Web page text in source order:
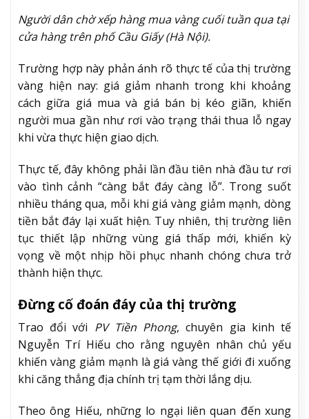
Người dân chờ xếp hàng mua vàng cuối tuần qua tại
cửa hàng trên phố Cầu Giấy (Hà Nội).
Trường hợp này phản ánh rõ thực tế của thị trường
vàng hiện nay: giá giảm nhanh trong khi khoảng
cách giữa giá mua và giá bán bị kéo giãn, khiến
người mua gần như rơi vào trạng thái thua lỗ ngay
khi vừa thực hiện giao dịch.
Thực tế, đây không phải lần đầu tiên nhà đầu tư rơi
vào tình cảnh “càng bắt đáy càng lỗ”. Trong suốt
nhiều tháng qua, mỗi khi giá vàng giảm mạnh, dòng
tiền bắt đáy lại xuất hiện. Tuy nhiên, thị trường liên
tục thiết lập những vùng giá thấp mới, khiến kỳ
vọng về một nhịp hồi phục nhanh chóng chưa trở
thành hiện thực.
Đừng cố đoán đáy của thị trường
Trao đổi với PV Tiền Phong, chuyên gia kinh tế
Nguyễn Trí Hiếu cho rằng nguyên nhân chủ yếu
khiến vàng giảm mạnh là giá vàng thế giới đi xuống
khi căng thẳng địa chính trị tạm thời lắng dịu.
Theo ông Hiếu, những lo ngại liên quan đến xung